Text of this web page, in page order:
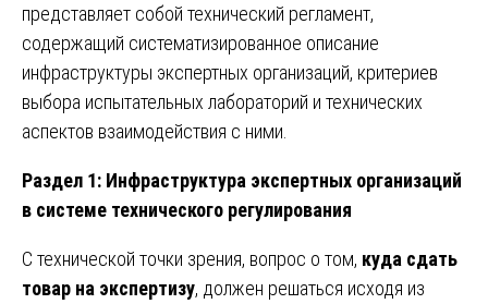
представляет собой технический регламент,
содержащий систематизированное описание
инфраструктуры экспертных организаций, критериев
выбора испытательных лабораторий и технических
аспектов взаимодействия с ними.
Раздел 1: Инфраструктура экспертных организаций
в системе технического регулирования
С технической точки зрения, вопрос о том, куда сдать
товар на экспертизу, должен решаться исходя из